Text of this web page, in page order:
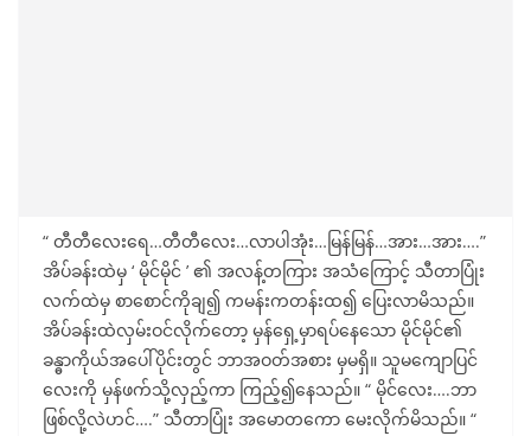
“ တီတီလေးရေ…တီတီလေး…လာပါအုံး…မြန်မြန်…အား…အား….”
အိပ်ခန်းထဲမှ ‘ မိုင်မိုင် ’ ၏ အလန့်တကြား အသံကြောင့် သီတာပြုံး
လက်ထဲမှ စာစောင်ကိုချ၍ ကမန်းကတန်းထ၍ ပြေးလာမိသည်။
အိပ်ခန်းထဲလှမ်းဝင်လိုက်တော့ မှန်ရှေ့မှာရပ်နေသော မိုင်မိုင်၏
ခန္ဓာကိုယ်အပေါ်ပိုင်းတွင် ဘာအဝတ်အစား မှမရှိ။ သူမကျောပြင်
လေးကို မှန်ဖက်သို့လှည့်ကာ ကြည့်၍နေသည်။ “ မိုင်လေး….ဘာ
ဖြစ်လို့လဲဟင်….” သီတာပြုံး အမောတကော မေးလိုက်မိသည်။ “